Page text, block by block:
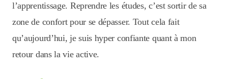
l’apprentissage. Reprendre les études, c’est sortir de sa
zone de confort pour se dépasser. Tout cela fait
qu’aujourd’hui, je suis hyper confiante quant à mon
retour dans la vie active.